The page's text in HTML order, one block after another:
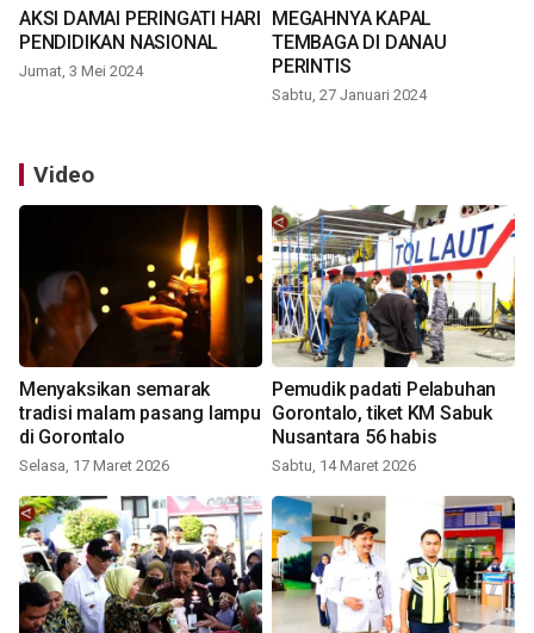
AKSI DAMAI PERINGATI HARI
PENDIDIKAN NASIONAL
Jumat, 3 Mei 2024
MEGAHNYA KAPAL
TEMBAGA DI DANAU
PERINTIS
Sabtu, 27 Januari 2024
Video
Menyaksikan semarak
tradisi malam pasang lampu
di Gorontalo
Selasa, 17 Maret 2026
Pemudik padati Pelabuhan
Gorontalo, tiket KM Sabuk
Nusantara 56 habis
Sabtu, 14 Maret 2026